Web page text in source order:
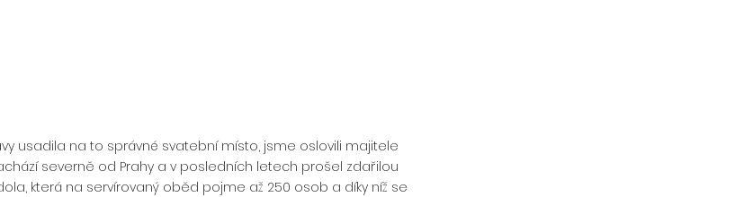
usadila na to správné svatební místo, jsme oslovili majitele
severně od Prahy a v posledních letech prošel zdařilou
která na servírovaný oběd pojme až 250 osob a díky níž se